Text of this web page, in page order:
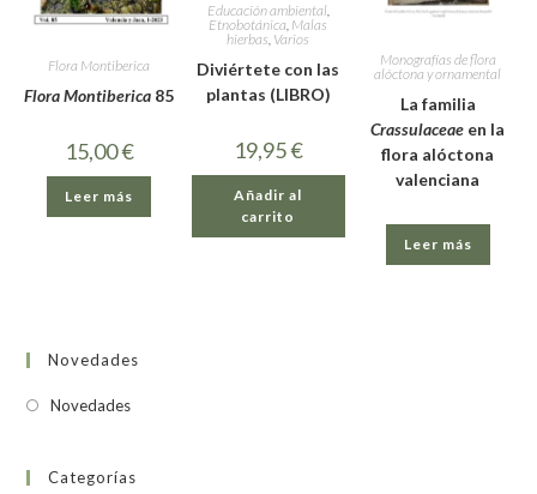
Flora Montiberica
Flora Montiberica 85
15,00€
Leer más
Educación ambiental,
Etnobotánica, Malas
hierbas, Varios
Diviértete con las
plantas (LIBRO)
19,95€
Añadir al
carrito
Monografías de flora
alóctona y ornamental
La familia
Crassulaceae en la
flora alóctona
valenciana
Leer más
Novedades
Novedades
Categorías